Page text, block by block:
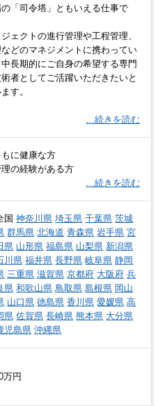
「司令塔」ともいえる仕事で
ェクトの進行管理や工程管理、
どのマネジメントに携わってい
長期的にご自身の希望する専門
者としてご活躍いただきたいと
す。
…続きを読む
もに健康な方
理の経験がある方
…続きを読む
国神奈川県 埼玉県 千葉県 茨城
群馬県 北海道 青森県 岩手県 宮
県 山形県 福島県 山梨県 新潟県
川県 福井県 長野県 岐阜県 静岡
三重県 滋賀県 京都府 大阪府 兵
県 和歌山県 鳥取県 島根県 岡山
山口県 徳島県 香川県 愛媛県 高
県 佐賀県 長崎県 熊本県 大分県
児島県 沖縄県
万円